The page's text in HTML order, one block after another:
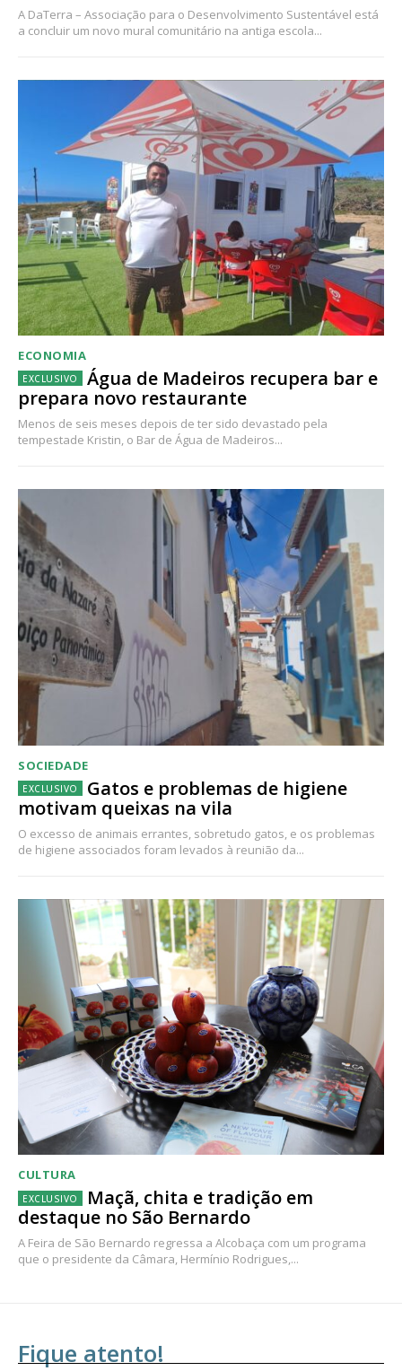
A DaTerra – Associação para o Desenvolvimento Sustentável está
a concluir um novo mural comunitário na antiga escola...
ECONOMIA
Água de Madeiros recupera bar e
prepara novo restaurante
Menos de seis meses depois de ter sido devastado pela
tempestade Kristin, o Bar de Água de Madeiros...
SOCIEDADE
Gatos e problemas de higiene
motivam queixas na vila
O excesso de animais errantes, sobretudo gatos, e os problemas
de higiene associados foram levados à reunião da...
CULTURA
Maçã, chita e tradição em
destaque no São Bernardo
A Feira de São Bernardo regressa a Alcobaça com um programa
que o presidente da Câmara, Hermínio Rodrigues,...
Fique atento!